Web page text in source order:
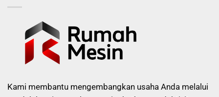
Kami membantu mengembangkan usaha Anda melalui